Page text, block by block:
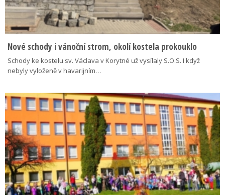
Nové schody i vánoční strom, okolí kostela prokouklo
Schody ke kostelu sv. Václava v Korytné už vysílaly S.O.S. I když
nebyly vyloženě v havarijním…